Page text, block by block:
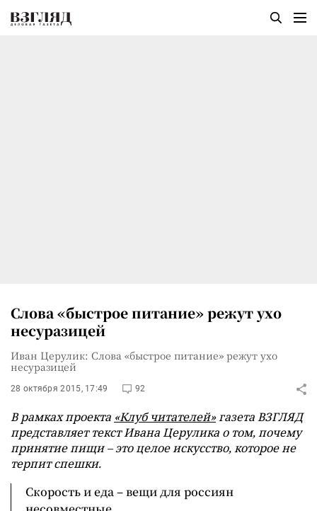
Слова «быстрое питание» режут ухо
несуразицей
Иван Церулик: Слова «быстрое питание» режут ухо
несуразицей
28 октября 2015, 17:49 92
В рамках проекта «Клуб читателей»газета ВЗГЛЯД
представляет текст Ивана Церулика о том, почему
принятие пищи – это целое искусство, которое не
терпит спешки.
Скорость и еда – вещи для россиян